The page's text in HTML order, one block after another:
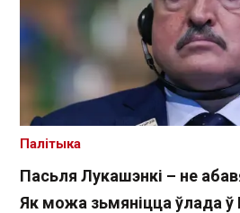
Пасьля Лукашэнкі – не
Як можа зьмяніцца ўлада ў
Палітыка